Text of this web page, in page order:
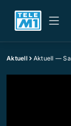
Aktuell Aktuell —